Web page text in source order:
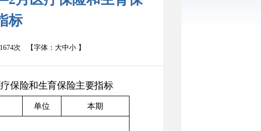
标
1674次 【字体： 大中小 】
疗保险和生育保险主要指标
单位 本期